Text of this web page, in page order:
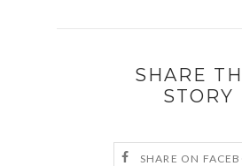
SHARE
STORY
SHARE ON